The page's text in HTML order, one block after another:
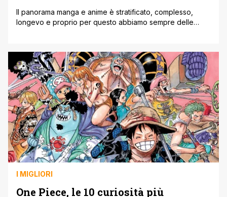
Il panorama manga e anime è stratificato, complesso,
longevo e proprio per questo abbiamo sempre delle
ne è passata sotto i ponti e il mutamento del medium è
stato impressionante da quel momento, specie per
quanto [']
I MIGLIORI
One Piece, le 10 curiosità più